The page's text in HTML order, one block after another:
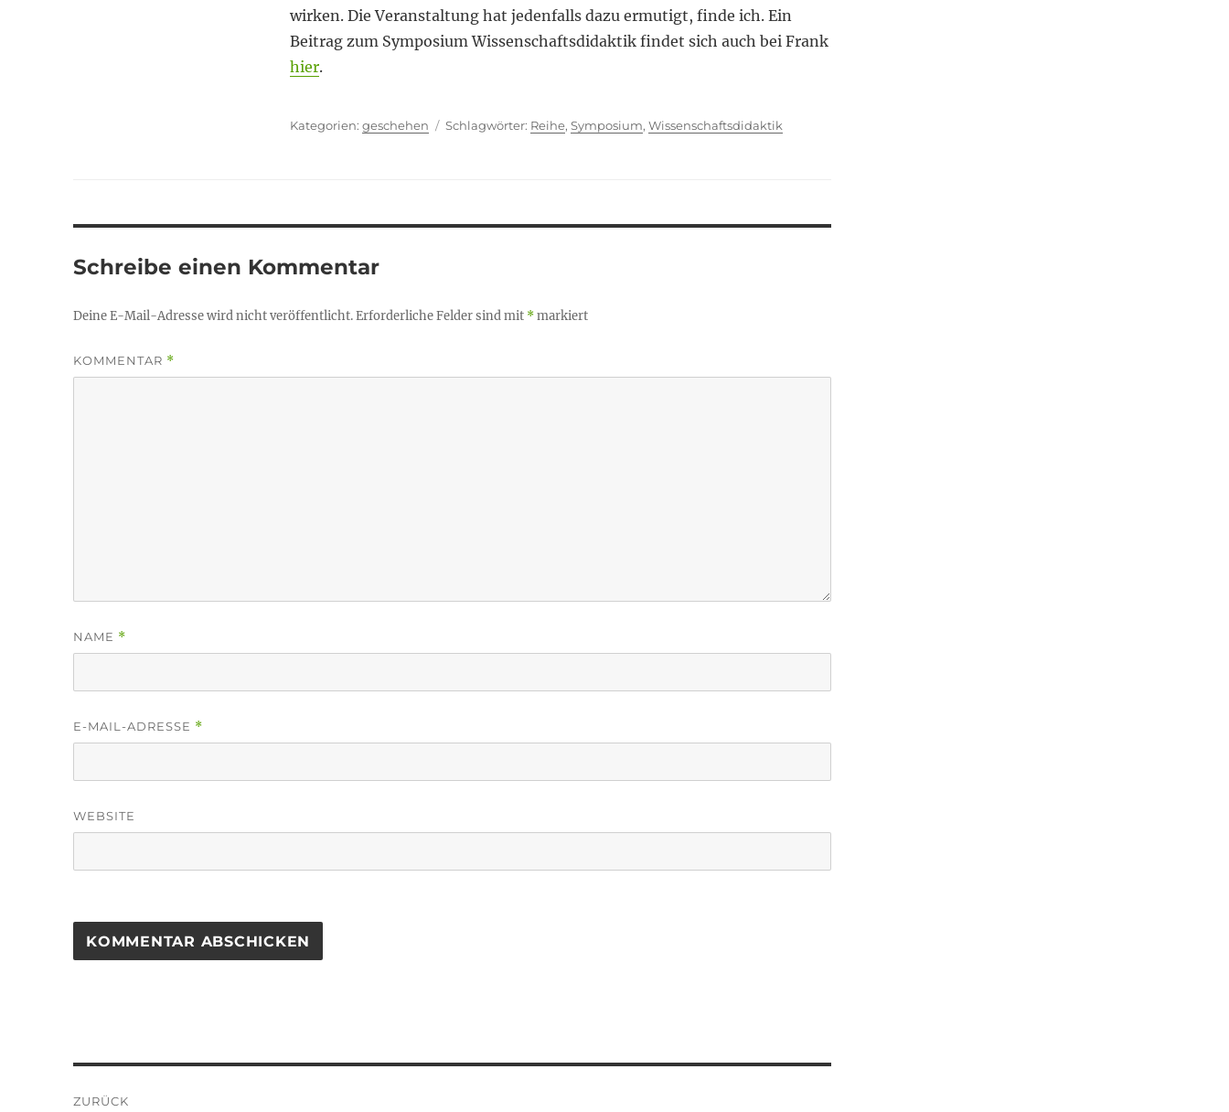
wirken. Die Veranstaltung hat jedenfalls dazu ermutigt, finde ich. Ein
Beitrag zum Symposium Wissenschaftsdidaktik findet sich auch bei Frank
hier.
Kategorien
geschehen Schlagwörter
Reihe, Symposium, Wissenschaftsdidaktik
Schreibe einen Kommentar
Deine E-Mail-Adresse wird nicht veröffentlicht.Erforderliche Felder sind mit *markiert
KOMMENTAR *
NAME *
E-MAIL-ADRESSE *
WEBSITE
ZURÜCK